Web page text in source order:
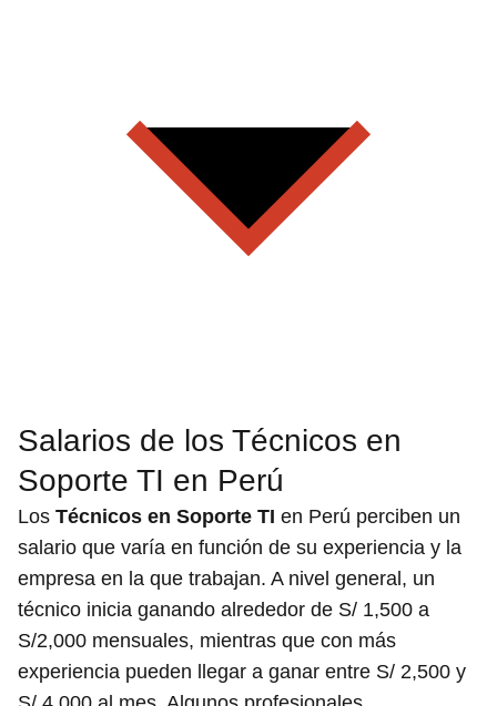
Salarios de los Técnicos en
Soporte TI en Perú
Los Técnicos en Soporte TI en Perú perciben un
salario que varía en función de su experiencia y la
empresa en la que trabajan. A nivel general, un
técnico inicia ganando alrededor de S/ 1,500 a
S/2,000 mensuales, mientras que con más
experiencia pueden llegar a ganar entre S/ 2,500 y